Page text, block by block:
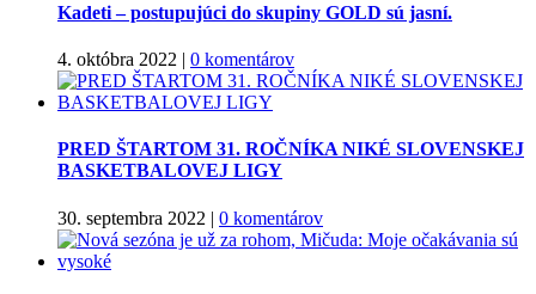
Kadeti – postupujúci do skupiny GOLD sú jasní.
4. októbra 2022 | 0 komentárov
PRED ŠTARTOM 31. ROČNÍKA NIKÉ SLOVENSKEJ
BASKETBALOVEJ LIGY
30. septembra 2022 | 0 komentárov